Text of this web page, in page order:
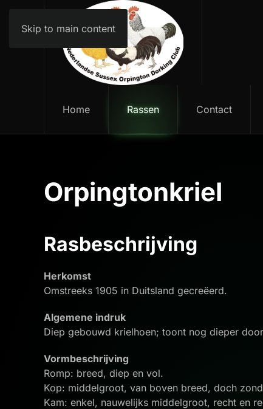
Skip to main content
Home Rassen Contact
Orpingtonkriel
Rasbeschrijving
Herkomst
Omstreeks 1905 in Duitsland gecreëerd.
Algemene indruk
Diep gebouwd krielhoen; toont nog dieper
Vormbeschrijving
Romp: breed, diep en vol.
Kop: middelgroot, van boven breed, doch
Kam: enkel, nauwelijks middelgroot, recht en